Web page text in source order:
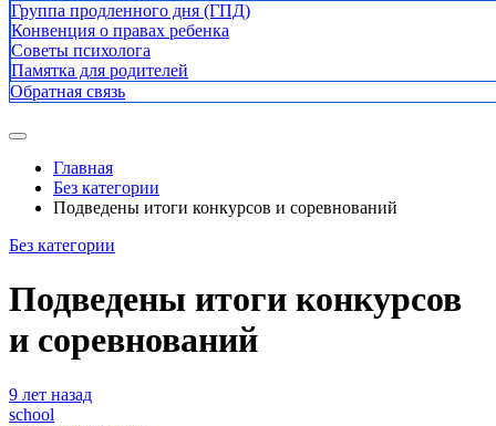
Группа продленного дня (ГПД)
Конвенция о правах ребенка
Советы психолога
Памятка для родителей
Обратная связь
Главная
Без категории
Подведены итоги конкурсов и соревнований
Без категории
Подведены итоги конкурсов
и соревнований
9 лет назад
school